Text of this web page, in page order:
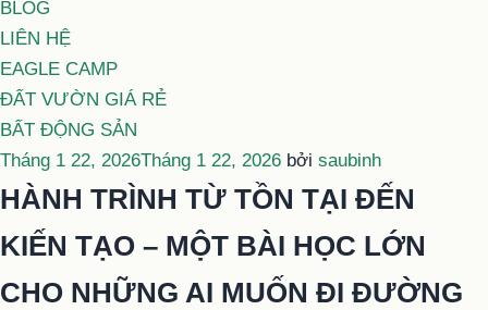
BLOG
LIÊN HỆ
EAGLE CAMP
ĐẤT VƯỜN GIÁ RẺ
BẤT ĐỘNG SẢN
Đăng
trong
Tháng 1 22, 2026Tháng 1 22, 2026 bởi saubinh
HÀNH TRÌNH TỪ TỒN TẠI ĐẾN
KIẾN TẠO – MỘT BÀI HỌC LỚN
CHO NHỮNG AI MUỐN ĐI ĐƯỜNG